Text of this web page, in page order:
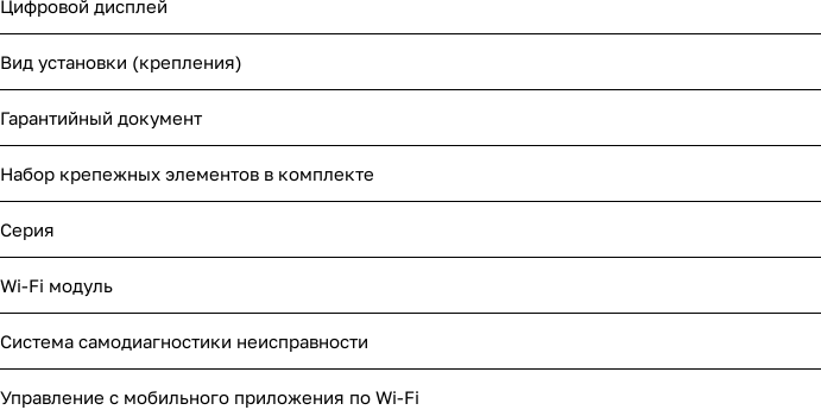
Цифровой дисплей
Вид установки (крепления)
Гарантийный документ
Набор крепежных элементов в комплекте
Серия
Wi-Fi модуль
Система самодиагностики неисправности
Управление c мобильного приложения по Wi-Fi